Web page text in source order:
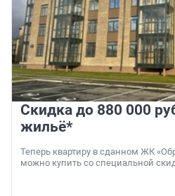
Скидка до 880 000
жильё*
Теперь квартиру в сданном ЖК
можно купить со специальной